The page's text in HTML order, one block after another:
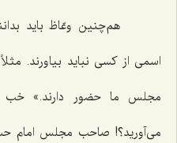
هم‌چنین وعّاظ باید
اسمی از کسی نباید بیاورند.
مجلس ما حضور دارند.» خب
می‌آورید؟! صاحب مجلس امام